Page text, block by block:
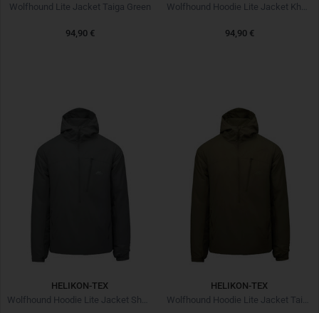
Wolfhound Lite Jacket Taiga Green
94,90 € 94,90 €
HELIKON-TEX
Wolfhound Hoodie Lite Jacket Shadow Grey
HELIKON-TEX
Wolfhound Hoodie Lite Jacket Taiga Green